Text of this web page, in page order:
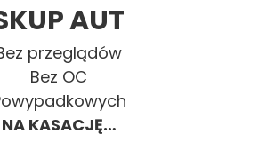
AUT
przeglądów
Bez OC
NA KASACJĘ…